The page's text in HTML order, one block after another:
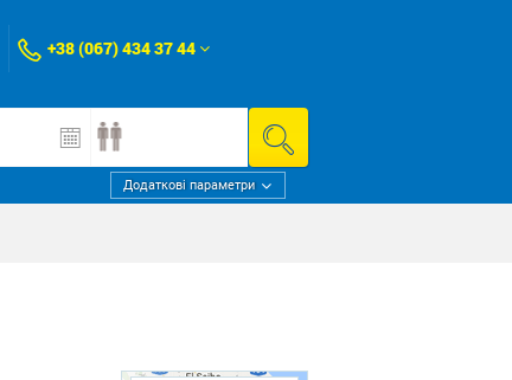
+38 (067) 434 37 44
Додаткові параметри